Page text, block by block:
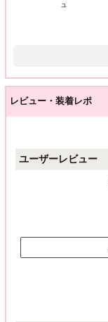
ュ
レビュー・装着レポ
ユーザーレビュー